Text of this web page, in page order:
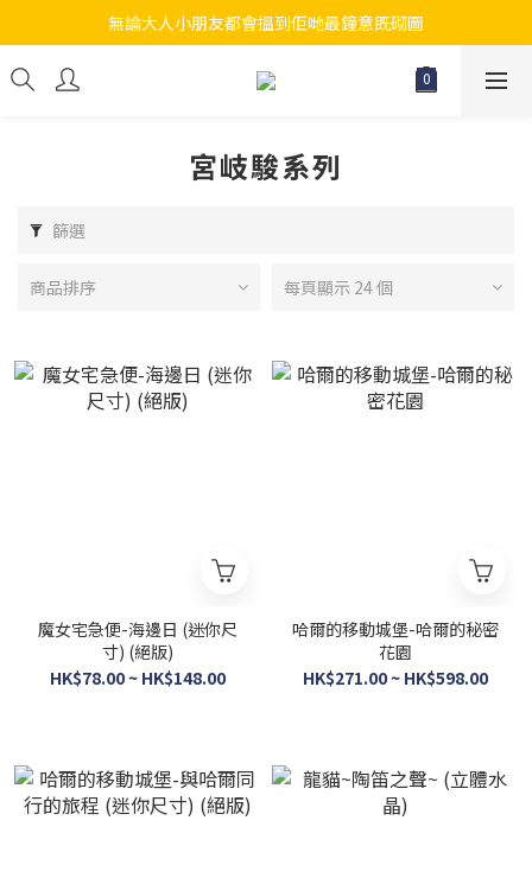
江帆天楊砌圖
無論大人小朋友都會搵到佢哋最鐘意既砌圖
江帆天楊砌圖
宮岐駿系列
篩選
商品排序 每頁顯示 24 個
魔女宅急便-海邊日 (迷你尺
寸) (絕版)
HK$78.00 ~ HK$148.00
哈爾的移動城堡-哈爾的秘密
花園
HK$271.00 ~ HK$598.00